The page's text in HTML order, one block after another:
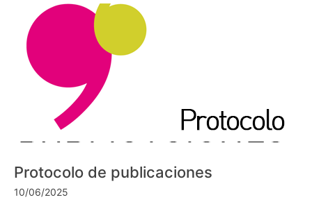
Protocolo de publicaciones
10/06/2025